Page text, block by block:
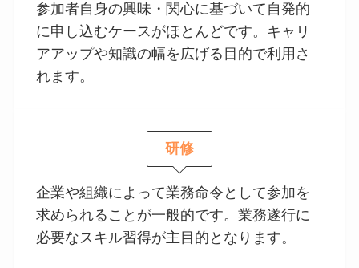
参加者自身の興味・関心に基づいて自発的
に申し込むケースがほとんどです。キャリ
アアップや知識の幅を広げる目的で利用さ
れます。
研修
企業や組織によって業務命令として参加を
求められることが一般的です。業務遂行に
必要なスキル習得が主目的となります。